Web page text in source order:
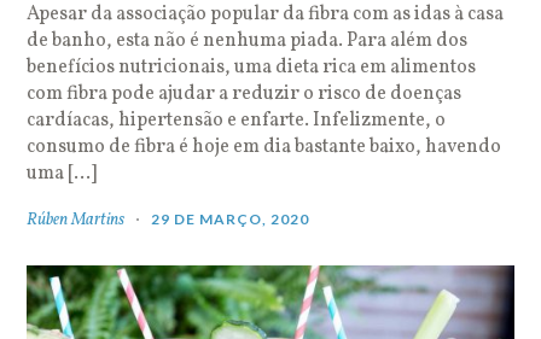
Apesar da associação popular da fibra com as idas à casa
de banho, esta não é nenhuma piada. Para além dos
benefícios nutricionais, uma dieta rica em alimentos
com fibra pode ajudar a reduzir o risco de doenças
cardíacas, hipertensão e enfarte. Infelizmente, o
consumo de fibra é hoje em dia bastante baixo, havendo
uma […]
Rúben Martins 29 DE MARÇO, 2020